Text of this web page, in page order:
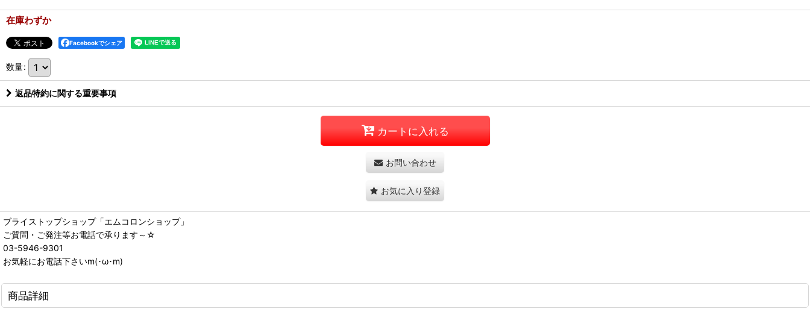
在庫わずか
Facebookでシェア
数量:
返品特約に関する重要事項
カートに入れる
お問い合わせ
お気に入り登録
ブライストップショップ「エムコロンショップ」
ご質問・ご発注等お電話で承ります～☆
03-5946-9301
お気軽にお電話下さいm(･ω･m)
商品詳細